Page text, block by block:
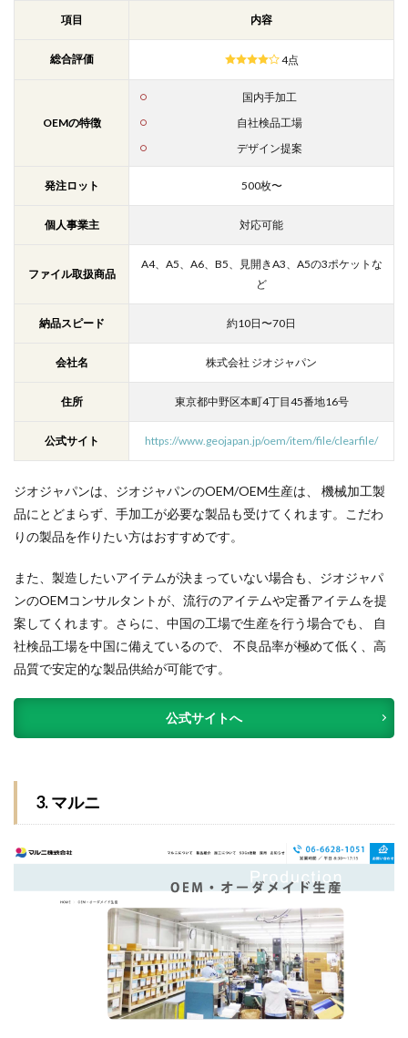
項目 内容
総合評価 4点
OEMの特徴
国内手加工
自社検品工場
デザイン提案
発注ロット 500枚〜
個人事業主 対応可能
ファイル取扱商品
A4、A5、A6、B5、見開きA3、A5の3ポケットな
ど
納品スピード 約10日〜70日
会社名 株式会社 ジオジャパン
住所 東京都中野区本町4丁目45番地16号
公式サイト https://www.geojapan.jp/oem/item/file/clearfile/
ジオジャパンは、 ジオジャパンのOEM/OEM生産は、 機械加工製
品にとどまらず、手加工が必要な製品も受けてくれます。こだわ
りの製品を作りたい方はおすすめです。
また、製造したいアイテムが決まっていない場合も、 ジオジャパ
ンのOEMコンサルタントが、流行のアイテムや定番アイテムを提
案してくれます。さらに、中国の工場で生産を行う場合でも、 自
社検品工場を中国に備えているので、 不良品率が極めて低く、高
品質で安定的な製品供給が可能です。
公式サイトへ
3. マルニ